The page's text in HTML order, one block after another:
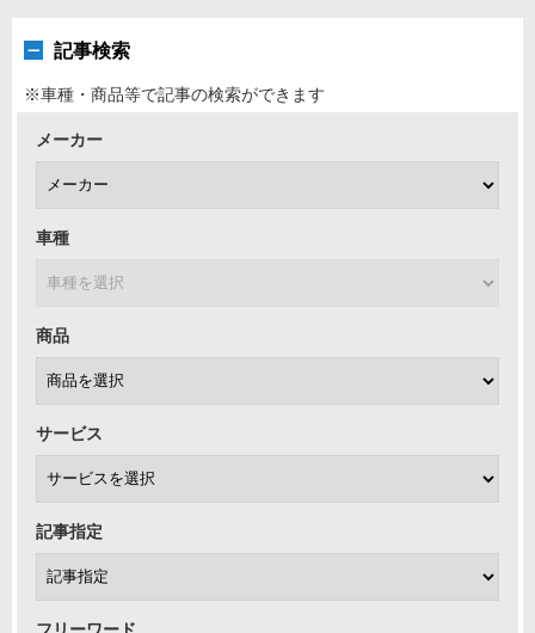
記事検索
※車種・商品等で記事の検索ができます
メーカー
車種
商品
サービス
記事指定